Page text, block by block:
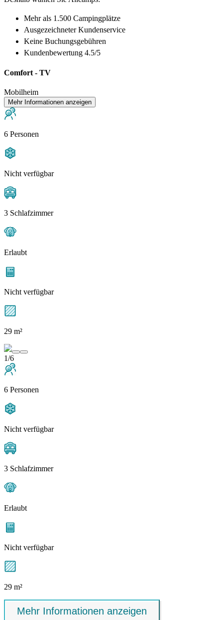
Mehr als 1.500 Campingplätze
AusgezeichneterKundenservice
Keine Buchungsgebühren
Kundenbewertung 4.5/5
Comfort - TV
Mobilheim
Mehr Informationen anzeigen
6 Personen
Nicht verfügbar
3 Schlafzimmer
Erlaubt
Nicht verfügbar
29 m²
1/6
6 Personen
Nicht verfügbar
3 Schlafzimmer
Erlaubt
Nicht verfügbar
29 m²
Mehr Informationen anzeigen